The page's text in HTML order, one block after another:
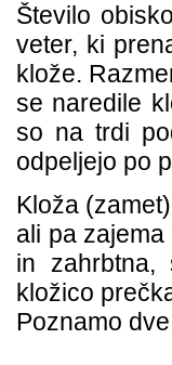
Število
veter, ki
klože.
se naredile
so na trdi
odpeljejo po
Kloža
ali pa
in
kložico
Poznamo